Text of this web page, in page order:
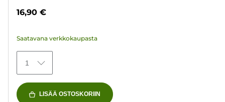
69
16,90 €
Saatavana verkkokaupasta
1
LISÄÄ OSTOSKORIIN